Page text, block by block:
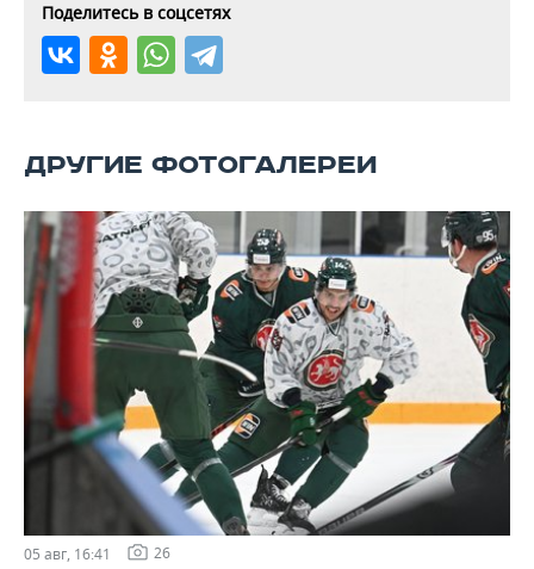
ФИГУРНОЕ КАТАНИЕ
МЕДИЦИНА
Поделитесь в соцсетях
ДРУГИЕ ФОТОГАЛЕРЕИ
05 авг, 16:41 26